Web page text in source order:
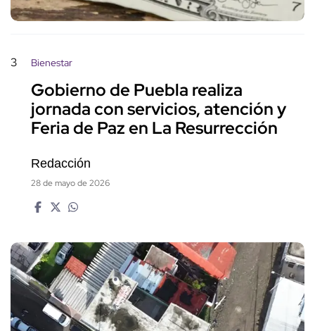
3 Bienestar
Gobierno de Puebla realiza
jornada con servicios, atención y
Feria de Paz en La Resurrección
Redacción
28 de mayo de 2026